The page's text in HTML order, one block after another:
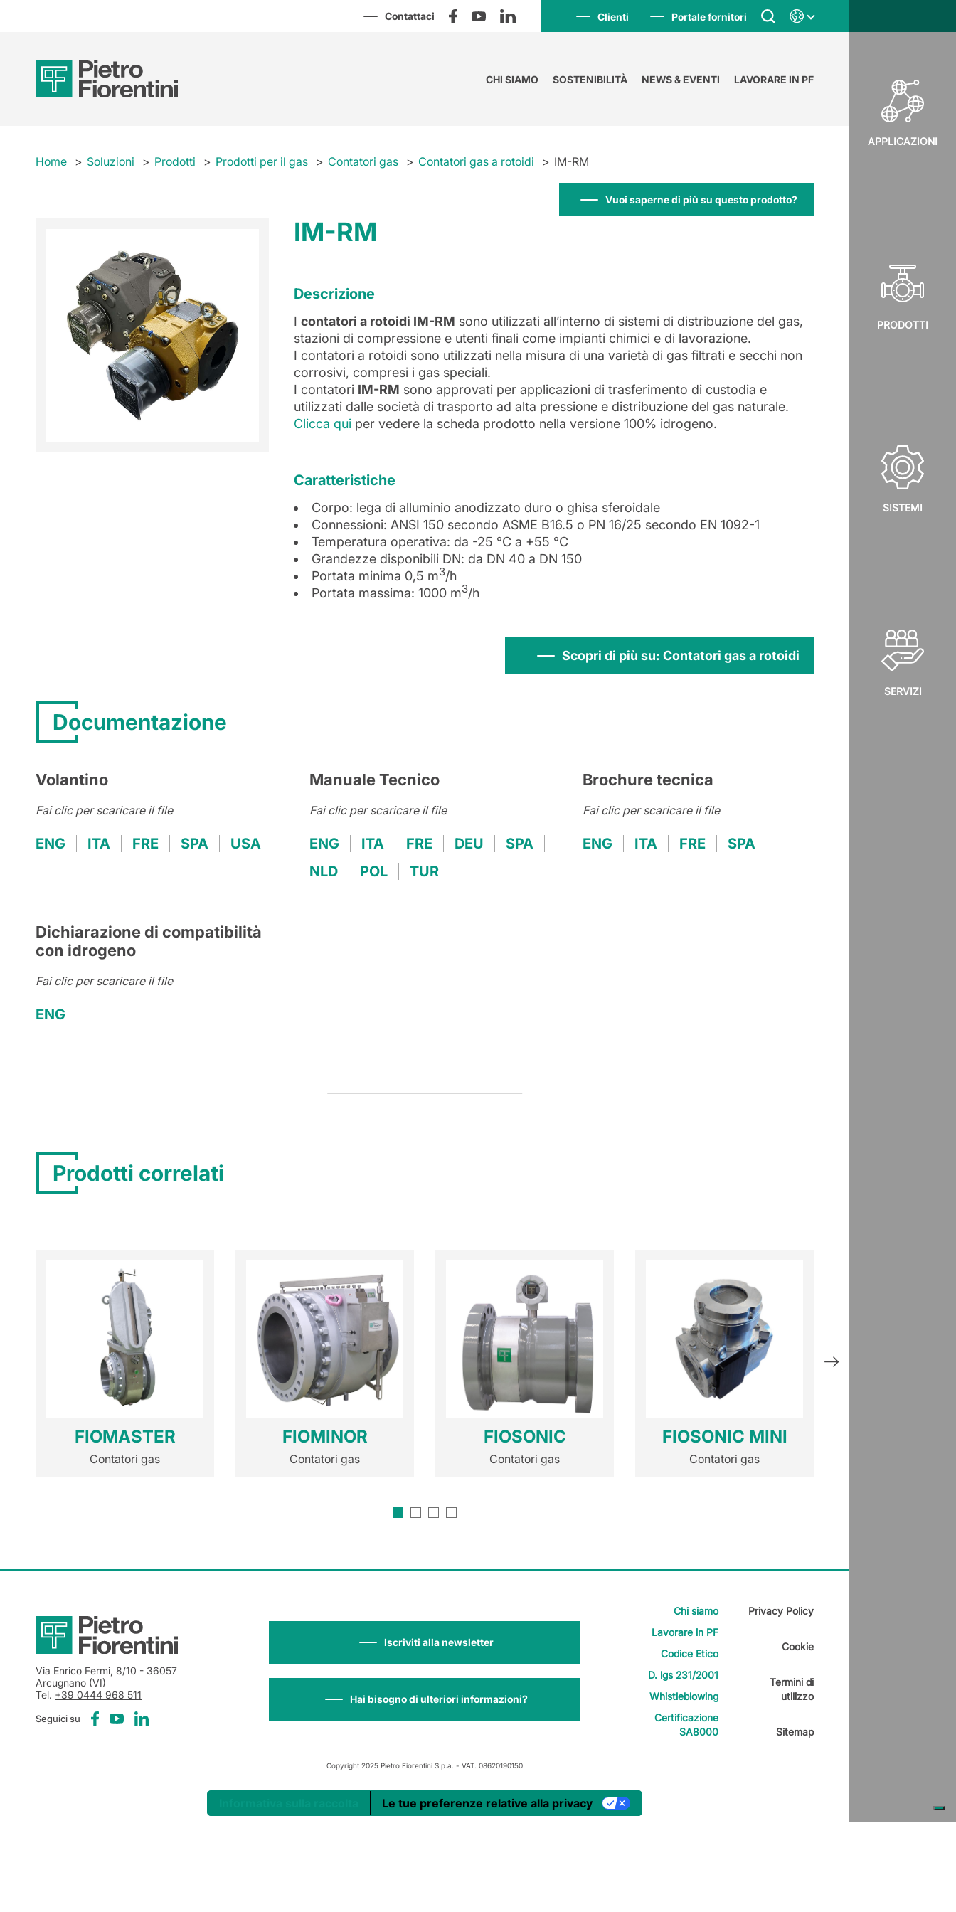
Contattaci Clienti Portale fornitori
CHI SIAMO SOSTENIBILITÀ NEWS & EVENTI LAVORARE IN PF
APPLICAZIONI
PRODOTTI
SISTEMI
SERVIZI
Home Soluzioni Prodotti Prodotti per il gas Contatori gas Contatori gas a rotoidi IM-RM
Vuoi saperne di più su questo prodotto?
IM-RM
Descrizione
Icontatori a rotoidi IM-RM sono utilizzati all’interno di sistemi di distribuzione del gas,
stazioni di compressione e utenti finali come impianti chimici e di lavorazione.
I contatori a rotoidi sono utilizzati nella misura di una varietà di gas filtrati e secchi non
corrosivi, compresi i gas speciali.
I contatori IM-RM sono approvati per applicazioni di trasferimento di custodia e
utilizzati dalle società di trasporto ad alta pressione e distribuzione del gas naturale.
Clicca qui per vedere la scheda prodotto nella versione 100% idrogeno.
Caratteristiche
Corpo: lega di alluminio anodizzato duro o ghisa sferoidale
Connessioni: ANSI 150 secondo ASME B16.5 o PN 16/25 secondo EN 1092-1
Temperatura operativa: da -25 °C a +55 °C
Grandezze disponibili DN: da DN 40 a DN 150
Portata minima 0,5 m3/h
Portata massima: 1000 m3/h
Scopri di più su: Contatori gas a rotoidi
Documentazione
Volantino
Fai clic per scaricare il file
ENG ITA FRE SPA USA
Manuale Tecnico
Fai clic per scaricare il file
ENG ITA FRE DEU
SPA
NLD
POL TUR
Brochure tecnica
Fai clic per scaricare il file
ENG ITA FRE SPA
Dichiarazione di compatibilità
con idrogeno
Fai clic per scaricare il file
ENG
Prodotti correlati
FIOMASTER
Contatori gas
FIOMINOR
Contatori gas
FIOSONIC
Contatori gas
FIOSONIC MINI
Contatori gas
Via Enrico Fermi, 8/10 - 36057
Arcugnano (VI)
Tel. +39 0444 968 511
Seguici su
Iscriviti alla newsletter
Hai bisogno di ulteriori informazioni?
Chi siamo
Lavorare in PF
Codice Etico
D. lgs 231/2001
Whistleblowing
Certificazione
SA8000
Privacy Policy
Cookie
Termini di
utilizzo
Sitemap
Copyright 2025 Pietro Fiorentini S.p.a. - VAT. 08620190150
Le tue preferenze relative alla privacy